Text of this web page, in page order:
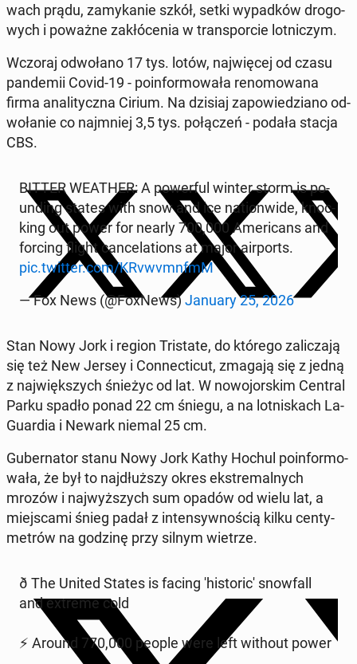
wach prądu, za­my­ka­nie szkół, setki wy­pad­ków dro­go­
wych i poważne za­kłó­ce­nia w trans­por­cie lot­ni­czym.
Wczoraj od­wo­ła­no 17 tys. lotów, naj­wię­cej od czasu
pan­de­mii Covid-19 - po­in­for­mo­wa­ła re­no­mo­wa­na
firma ana­li­tycz­na Cirium. Na dzisiaj za­po­wie­dzia­no od­
wo­ła­nie co naj­mniej 3,5 tys. po­łą­czeń - podała stacja
CBS.
BITTER WEATHER: A po­wer­ful winter storm is po­
un­ding states with snow and ice na­tion­wi­de, knoc­
king out power for nearly 700,000 Ame­ri­cans and
forcing flight can­ce­la­tions at major air­ports.
pic.twitter.com/KRvwvmnfmM
— Fox News (@FoxNews)January 25, 2026
Stan Nowy Jork i region Tri­sta­te, do którego za­li­cza­ją
się też New Jersey i Con­nec­ti­cut, zmagają się z jedną
z naj­więk­szych śnieżyc od lat. W no­wo­jor­skim Central
Parku spadło ponad 22 cm śniegu, a na lot­ni­skach La­
Gu­ar­dia i Newark niemal 25 cm.
Gu­ber­na­tor stanu Nowy Jork Kathy Hochul po­in­for­mo­
wa­ła, że był to naj­dłuż­szy okres eks­tre­mal­nych
mrozów i naj­wyż­szych sum opadów od wielu lat, a
miej­sca­mi śnieg padał z in­ten­syw­no­ścią kilku cen­ty­
me­trów na godzinę przy silnym wietrze.
ð The United States is facing 'hi­sto­ri­c' snow­fall
and extreme cold
⚡ Around 770,000 people were left without power